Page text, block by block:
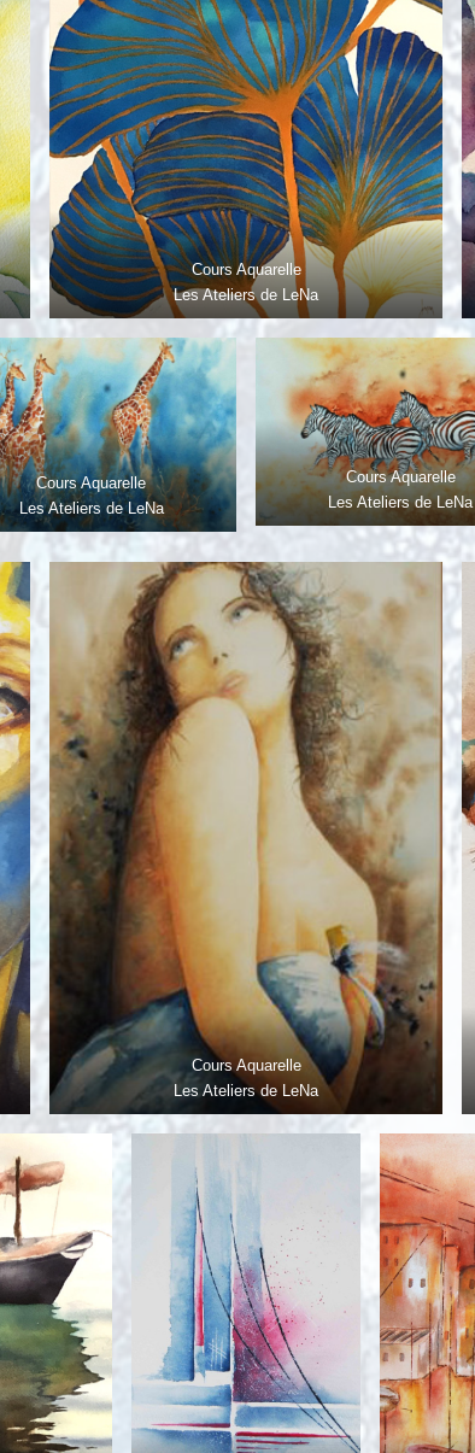
Cours Aquarelle
Les Ateliers de LeNa
Cours Aquarelle
Les Ateliers de LeNa
Cours Aquarelle
Les Ateliers de LeNa
Cours Aquarelle
Les Ateliers de LeNa